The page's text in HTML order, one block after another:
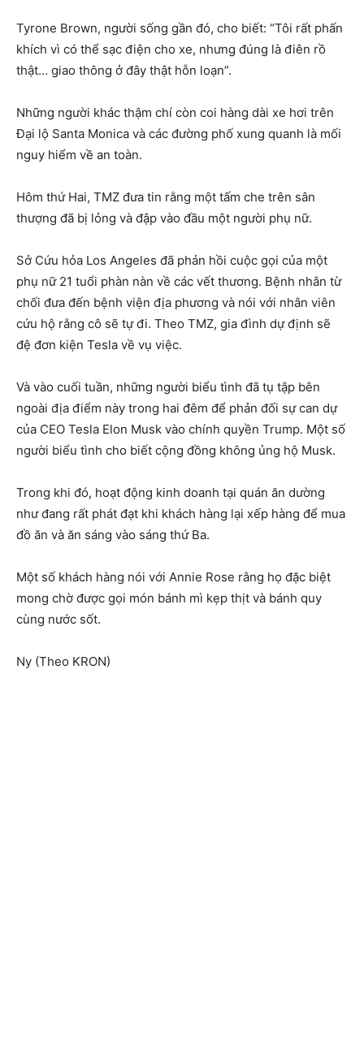
Tyrone Brown, người sống gần đó, cho biết: “Tôi rất phấn
khích vì có thể sạc điện cho xe, nhưng đúng là điên rồ
thật… giao thông ở đây thật hỗn loạn”.
Những người khác thậm chí còn coi hàng dài xe hơi trên
Đại lộ Santa Monica và các đường phố xung quanh là mối
nguy hiểm về an toàn.
Hôm thứ Hai, TMZ đưa tin rằng một tấm che trên sân
thượng đã bị lỏng và đập vào đầu một người phụ nữ.
Sở Cứu hỏa Los Angeles đã phản hồi cuộc gọi của một
phụ nữ 21 tuổi phàn nàn về các vết thương. Bệnh nhân từ
chối đưa đến bệnh viện địa phương và nói với nhân viên
cứu hộ rằng cô sẽ tự đi. Theo TMZ, gia đình dự định sẽ
đệ đơn kiện Tesla về vụ việc.
Và vào cuối tuần, những người biểu tình đã tụ tập bên
ngoài địa điểm này trong hai đêm để phản đối sự can dự
của CEO Tesla Elon Musk vào chính quyền Trump. Một số
người biểu tình cho biết cộng đồng không ủng hộ Musk.
Trong khi đó, hoạt động kinh doanh tại quán ăn dường
như đang rất phát đạt khi khách hàng lại xếp hàng để mua
đồ ăn và ăn sáng vào sáng thứ Ba.
Một số khách hàng nói với Annie Rose rằng họ đặc biệt
mong chờ được gọi món bánh mì kẹp thịt và bánh quy
cùng nước sốt.
Ny (Theo KRON)